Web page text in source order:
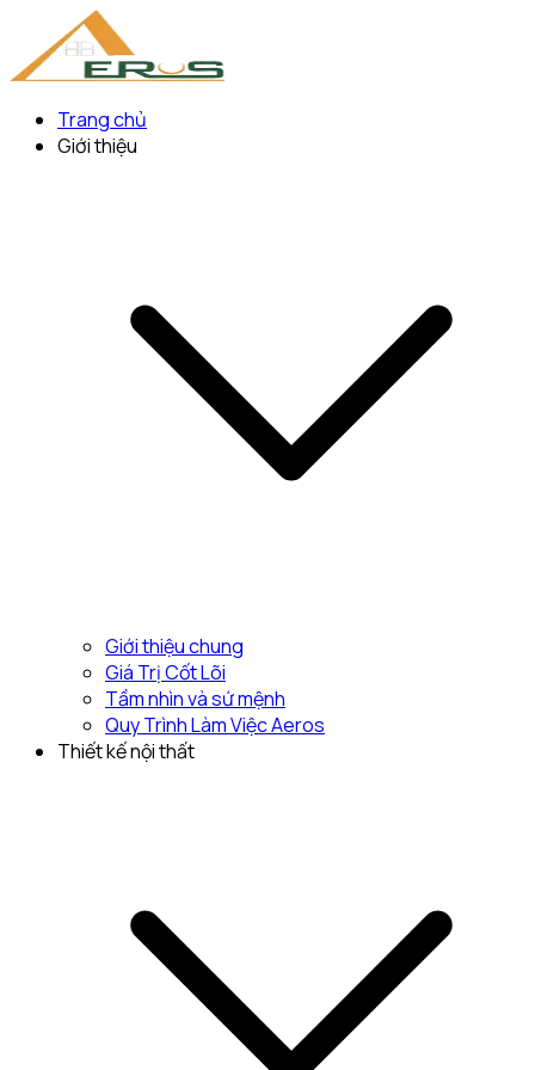
Trang chủ
Giới thiệu
Giới thiệu chung
Giá Trị Cốt Lõi
Tầm nhìn và sứ mệnh
Quy Trình Làm Việc Aeros
Thiết kế nội thất